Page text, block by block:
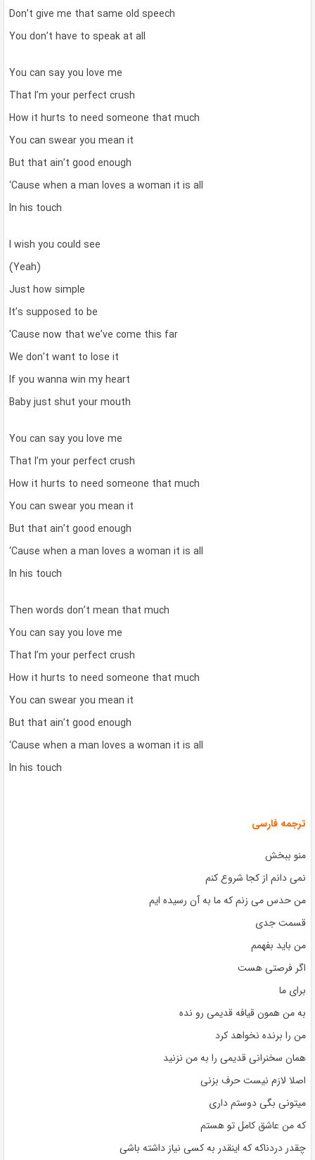
Don’t give me that same old speech
You don’t have to speak at all
You can say you love me
That I’m your perfect crush
How it hurts to need someone that much
You can swear you mean it
But that ain’t good enough
‘Cause when a man loves a woman it is all
In his touch
I wish you could see
(Yeah)
Just how simple
It’s supposed to be
‘Cause now that we’ve come this far
We don’t want to lose it
If you wanna win my heart
Baby just shut your mouth
You can say you love me
That I’m your perfect crush
How it hurts to need someone that much
You can swear you mean it
But that ain’t good enough
‘Cause when a man loves a woman it is all
In his touch
Then words don’t mean that much
You can say you love me
That I’m your perfect crush
How it hurts to need someone that much
You can swear you mean it
But that ain’t good enough
‘Cause when a man loves a woman it is all
In his touch
ترجمه فارسی
منو ببخش
نمی دانم از کجا شروع کنم
من حدس می زنم که ما به آن رسیده ایم
قسمت جدی
من باید بفهمم
اگر فرصتی هست
برای ما
به من همون قیافه قدیمی رو نده
من را برنده نخواهد کرد
همان سخنرانی قدیمی را به من نزنید
اصلا لازم نیست حرف بزنی
میتونی بگی دوستم داری
که من عاشق کامل تو هستم
چقدر دردناکه که اینقدر به کسی نیاز داشته باشی